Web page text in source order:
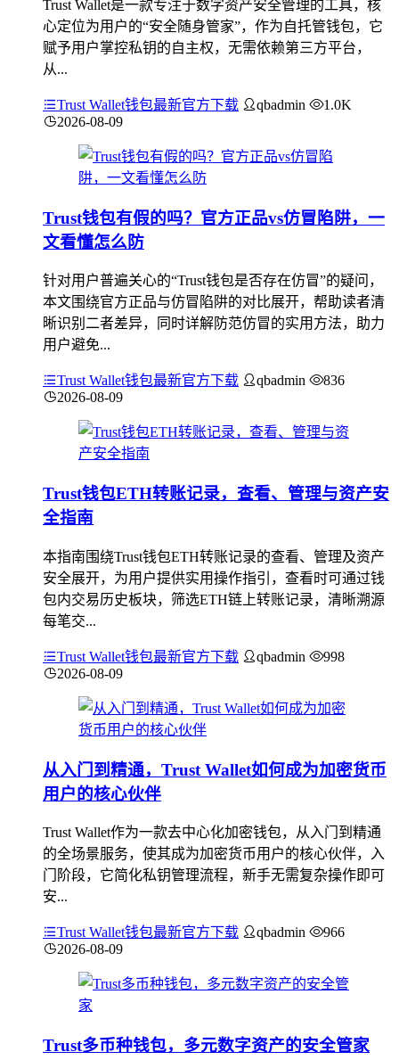
Trust Wallet是一款专注于数字资产安全管理的工具，核
心定位为用户的“安全随身管家”，作为自托管钱包，它
赋予用户掌控私钥的自主权，无需依赖第三方平台，
从...
Trust Wallet钱包最新官方下载 qbadmin
1.0K
2026-08-09
Trust钱包有假的吗？官方正品vs仿冒陷阱，一
文看懂怎么防
针对用户普遍关心的“Trust钱包是否存在仿冒”的疑问，
本文围绕官方正品与仿冒陷阱的对比展开，帮助读者清
晰识别二者差异，同时详解防范仿冒的实用方法，助力
用户避免...
Trust Wallet钱包最新官方下载 qbadmin
836
2026-08-09
Trust钱包ETH转账记录，查看、管理与资产安
全指南
本指南围绕Trust钱包ETH转账记录的查看、管理及资产
安全展开，为用户提供实用操作指引，查看时可通过钱
包内交易历史板块，筛选ETH链上转账记录，清晰溯源
每笔交...
Trust Wallet钱包最新官方下载 qbadmin
998
2026-08-09
从入门到精通，Trust Wallet如何成为加密货币
用户的核心伙伴
Trust Wallet作为一款去中心化加密钱包，从入门到精通
的全场景服务，使其成为加密货币用户的核心伙伴，入
门阶段，它简化私钥管理流程，新手无需复杂操作即可
安...
Trust Wallet钱包最新官方下载 qbadmin
966
2026-08-09
Trust多币种钱包，多元数字资产的安全管家